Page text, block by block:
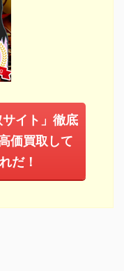
イト」徹底
価買取して
だ！